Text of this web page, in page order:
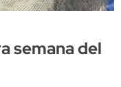
semana del